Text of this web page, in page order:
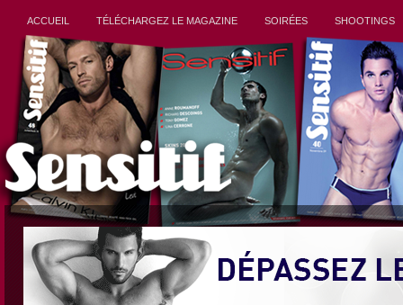
ACCUEIL TÉLÉCHARGEZ LE MAGAZINE SOIRÉES SHOOTINGS